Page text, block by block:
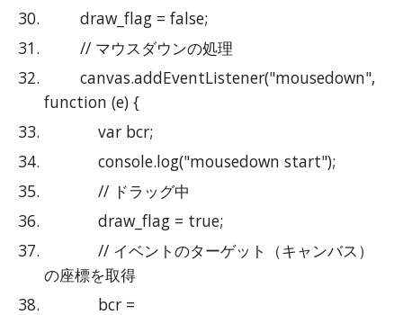
        draw_flag = false;
        // マウスダウンの処理
        canvas.addEventListener("mousedown",
function (e) {
            var bcr;
            console.log("mousedown start");
            // ドラッグ中
            draw_flag = true;
            // イベントのターゲット（キャンバス）
の座標を取得